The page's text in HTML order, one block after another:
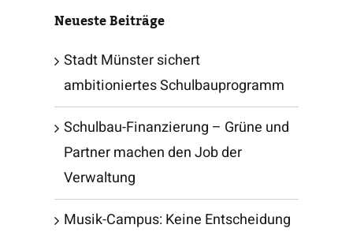
Neueste Beiträge
Stadt Münster sichert
ambitioniertes Schulbauprogramm
Schulbau-Finanzierung – Grüne und
Partner machen den Job der
Verwaltung
Musik-Campus: Keine Entscheidung